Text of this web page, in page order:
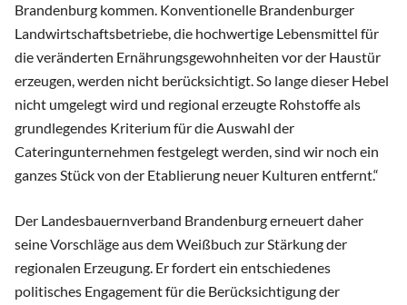
Brandenburg kommen. Konventionelle Brandenburger
Landwirtschaftsbetriebe, die hochwertige Lebensmittel für
die veränderten Ernährungsgewohnheiten vor der Haustür
erzeugen, werden nicht berücksichtigt. So lange dieser Hebel
nicht umgelegt wird und regional erzeugte Rohstoffe als
grundlegendes Kriterium für die Auswahl der
Cateringunternehmen festgelegt werden, sind wir noch ein
ganzes Stück von der Etablierung neuer Kulturen entfernt.“
Der Landesbauernverband Brandenburg erneuert daher
seine Vorschläge aus dem Weißbuch zur Stärkung der
regionalen Erzeugung. Er fordert ein entschiedenes
politisches Engagement für die Berücksichtigung der